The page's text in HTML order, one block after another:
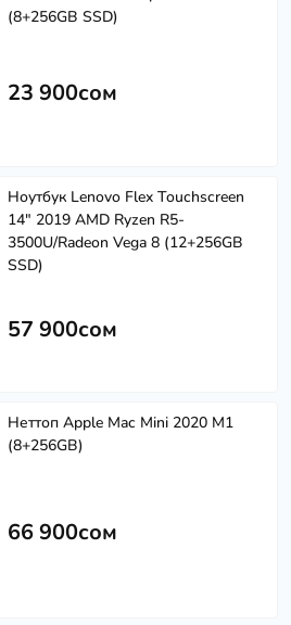
(8+256GB SSD)
23 900сом
Ноутбук Lenovo Flex Touchscreen
14" 2019 AMD Ryzen R5-
3500U/Radeon Vega 8 (12+256GB
SSD)
57 900сом
Неттоп Apple Mac Mini 2020 M1
(8+256GB)
66 900сом